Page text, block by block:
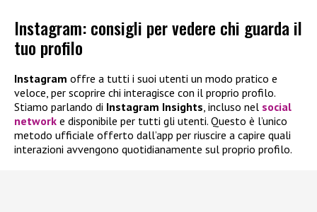
Instagram: consigli per vedere chi guarda il
tuo profilo
Instagram offre a tutti i suoi utenti un modo pratico e
veloce, per scoprire chi interagisce con il proprio profilo.
Stiamo parlando di Instagram Insights , incluso nel social
network e disponibile per tutti gli utenti. Questo è l’unico
metodo ufficiale offerto dall’app per riuscire a capire quali
interazioni avvengono quotidianamente sul proprio profilo.